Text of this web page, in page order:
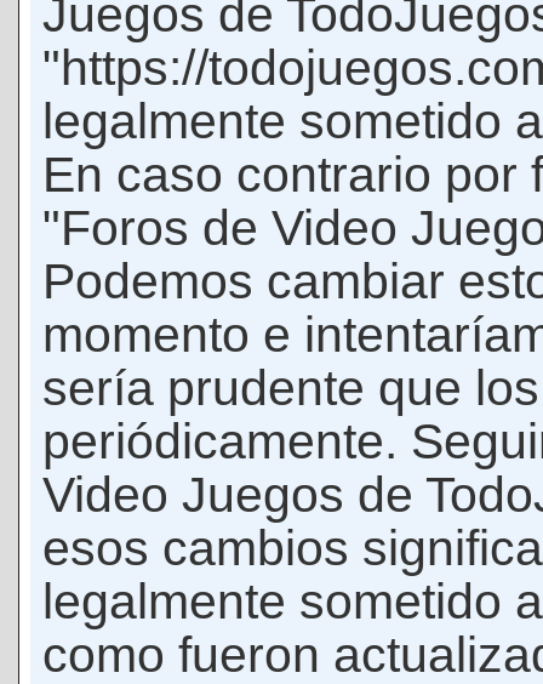
Juegos de
"https://
legalmente sometido
En caso contrario por
"Foros de Video
Podemos cambiar
momento e
sería prudente que
periódicamente.
Video Juegos de
esos cambios
legalmente sometido
como fueron